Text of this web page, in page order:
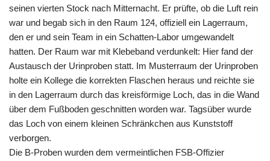
seinen vierten Stock nach Mitternacht. Er prüfte, ob die Luft rein
war und begab sich in den Raum 124, offiziell ein Lagerraum,
den er und sein Team in ein Schatten-Labor umgewandelt
hatten. Der Raum war mit Klebeband verdunkelt: Hier fand der
Austausch der Urinproben statt. Im Musterraum der Urinproben
holte ein Kollege die korrekten Flaschen heraus und reichte sie
in den Lagerraum durch das kreisförmige Loch, das in die Wand
über dem Fußboden geschnitten worden war. Tagsüber wurde
das Loch von einem kleinen Schränkchen aus Kunststoff
verborgen.
Die B-Proben wurden dem vermeintlichen FSB-Offizier